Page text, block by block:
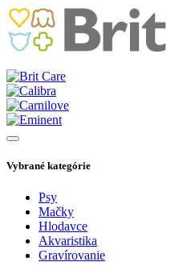
Vybrané kategórie
Psy
Mačky
Hlodavce
Akvaristika
Gravírovanie